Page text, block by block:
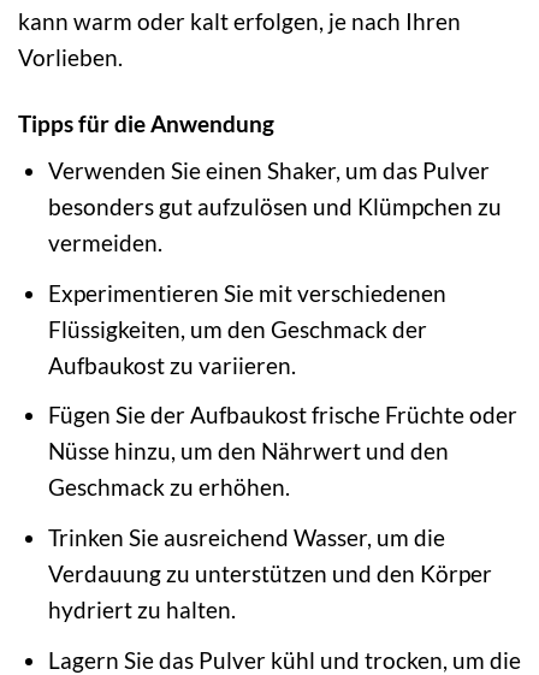
kann warm oder kalt erfolgen, je nach Ihren
Vorlieben.
Tipps für die Anwendung
Verwenden Sie einen Shaker, um das Pulver
besonders gut aufzulösen und Klümpchen zu
vermeiden.
Experimentieren Sie mit verschiedenen
Flüssigkeiten, um den Geschmack der
Aufbaukost zu variieren.
Fügen Sie der Aufbaukost frische Früchte oder
Nüsse hinzu, um den Nährwert und den
Geschmack zu erhöhen.
Trinken Sie ausreichend Wasser, um die
Verdauung zu unterstützen und den Körper
hydriert zu halten.
Lagern Sie das Pulver kühl und trocken, um die